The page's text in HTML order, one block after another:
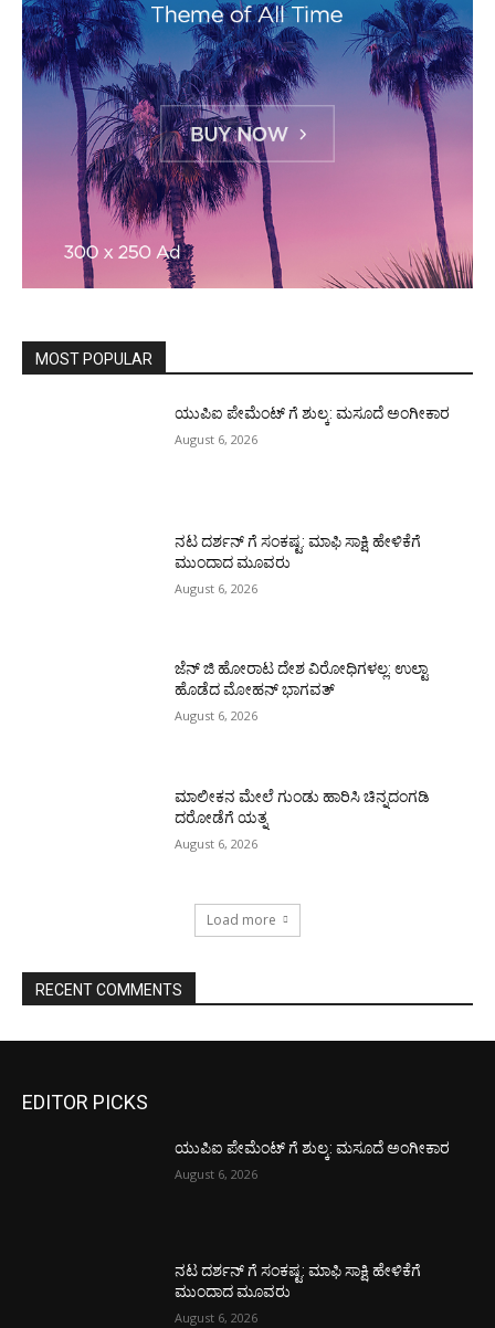
MOST POPULAR
ಯುಪಿಐ ಪೇಮೆಂಟ್ ಗೆ ಶುಲ್ಕ: ಮಸೂದೆ ಅಂಗೀಕಾರ
August 6, 2026
ನಟ ದರ್ಶನ್ ಗೆ ಸಂಕಷ್ಟ: ಮಾಫಿ ಸಾಕ್ಷಿ ಹೇಳಿಕೆಗೆ
ಮುಂದಾದ ಮೂವರು
August 6, 2026
ಜೆನ್ ಜಿ ಹೋರಾಟ ದೇಶ ವಿರೋಧಿಗಳಲ್ಲ: ಉಲ್ಟಾ
ಹೊಡೆದ ಮೋಹನ್ ಭಾಗವತ್
August 6, 2026
ಮಾಲೀಕನ ಮೇಲೆ ಗುಂಡು ಹಾರಿಸಿ ಚಿನ್ನದಂಗಡಿ
ದರೋಡೆಗೆ ಯತ್ನ
August 6, 2026
Load more
RECENT COMMENTS
EDITOR PICKS
ಯುಪಿಐ ಪೇಮೆಂಟ್ ಗೆ ಶುಲ್ಕ: ಮಸೂದೆ ಅಂಗೀಕಾರ
August 6, 2026
ನಟ ದರ್ಶನ್ ಗೆ ಸಂಕಷ್ಟ: ಮಾಫಿ ಸಾಕ್ಷಿ ಹೇಳಿಕೆಗೆ
ಮುಂದಾದ ಮೂವರು
August 6, 2026